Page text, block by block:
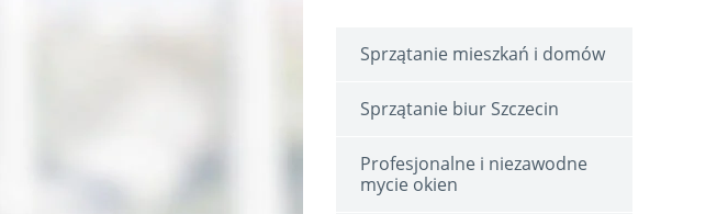
Sprzątanie mieszkań i domów
Sprzątanie biur Szczecin
Profesjonalne i niezawodne
mycie okien